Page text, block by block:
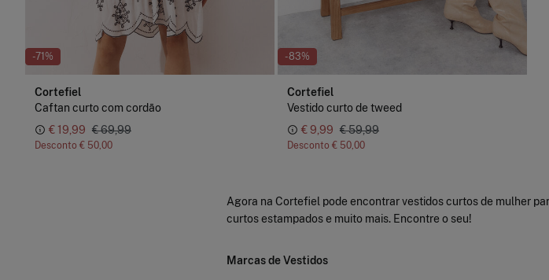
-71%
Cortefiel
Caftan curto com cordão
€ 19,99 € 69,99
Desconto € 50,00
-83%
Cortefiel
Vestido curto de tweed
€ 9,99 € 59,99
Desconto € 50,00
Agora na Cortefiel pode encontrar vestidos curtos de mulher
curtos estampados e muito mais. Encontre o seu!
Marcas de Vestidos